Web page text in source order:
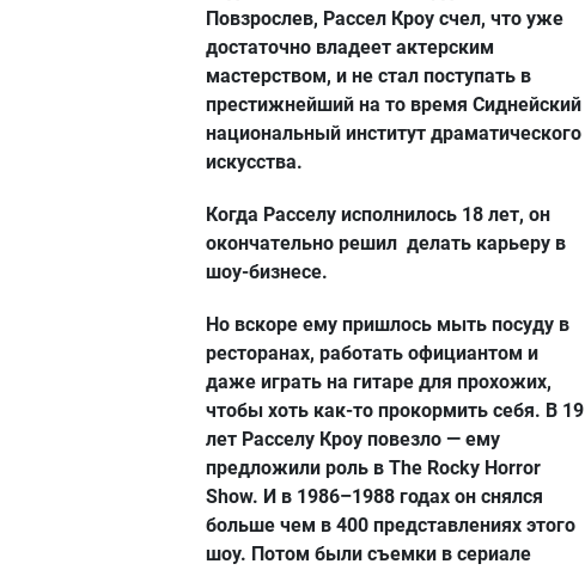
Повзрослев, Рассел Кроу счел, что уже
достаточно владеет актерским
мастерством, и не стал поступать в
престижнейший на то время Сиднейский
национальный институт драматического
искусства.
Когда Расселу исполнилось 18 лет, он
окончательно решил делать карьеру в
шоу-бизнесе.
Но вскоре ему пришлось мыть посуду в
ресторанах, работать официантом и
даже играть на гитаре для прохожих,
чтобы хоть как-то прокормить себя. В 19
лет Расселу Кроу повезло — ему
предложили роль в The Rocky Horror
Show. И в 1986–1988 годах он снялся
больше чем в 400 представлениях этого
шоу. Потом были съемки в сериале